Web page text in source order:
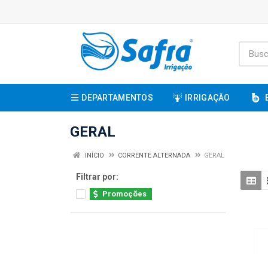
DEPARTAMENTOS IRRIGAÇÃO
GERAL
INÍCIO CORRENTE ALTERNADA GERAL
Filtrar por:
Promoções